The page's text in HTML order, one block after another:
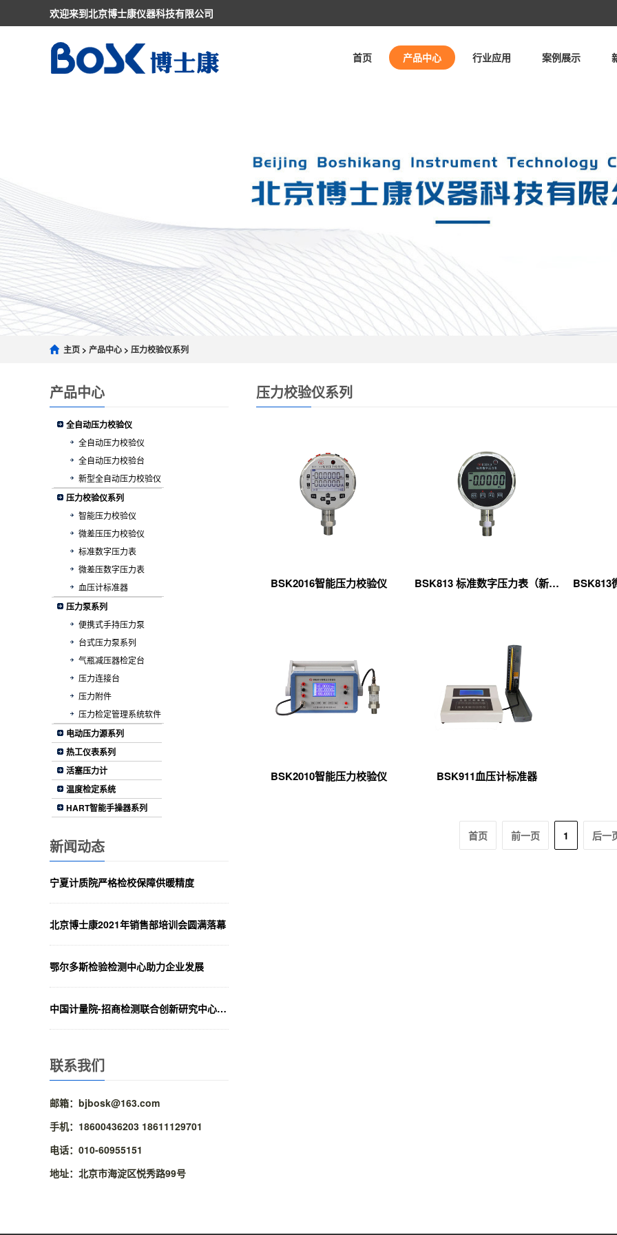
欢迎来到北京博士康仪器科技有限公司
首页 产品中心 行业应用 案例展示
主页 > 产品中心 > 压力校验仪系列
产品中心
全自动压力校验仪
全自动压力校验仪
全自动压力校验台
新型全自动压力校验仪
压力校验仪系列
智能压力校验仪
微差压压力校验仪
标准数字压力表
微差压数字压力表
血压计标准器
压力泵系列
便携式手持压力泵
台式压力泵系列
气瓶减压器检定台
压力连接台
压力附件
压力检定管理系统软件
电动压力源系列
热工仪表系列
活塞压力计
温度检定系统
HART智能手操器系列
新闻动态
宁夏计质院严格检校保障供暖精度
北京博士康2021年销售部培训会圆满落幕
鄂尔多斯检验检测中心助力企业发展
中国计量院-招商检测联合创新研究中心揭牌
联系我们
邮箱：bjbosk@163.com
手机：18600436203 18611129701
电话：010-60955151
地址：北京市海淀区悦秀路99号
压力校验仪系列
BSK2016智能压力校验仪 BSK813 标准数字压力表（新款）
BSK2010智能压力校验仪 BSK911血压计标准器
首页 前一页 1 后一